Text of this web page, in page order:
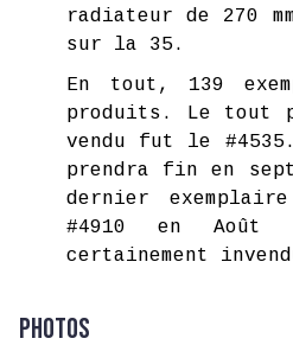
radiateur de 270
sur la 35.
En tout, 139
produits. Le tout
vendu fut le
prendra fin en
dernier
#4910 en
certainement
Photos